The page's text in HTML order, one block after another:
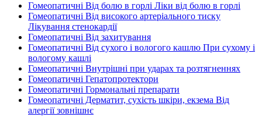
Гомеопатичні Від болю в горлі Ліки від болю в горлі
Гомеопатичні Від високого артеріального тиску
Лікування стенокардії
Гомеопатичні Від захитування
Гомеопатичні Від сухого і вологого кашлю При сухому і
вологому кашлі
Гомеопатичні Внутрішні при ударах та розтягненнях
Гомеопатичні Гепатопротектори
Гомеопатичні Гормональні препарати
Гомеопатичні Дерматит, сухість шкіри, екзема Від
алергії зовнішнє